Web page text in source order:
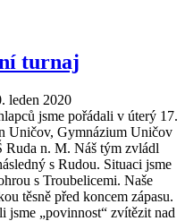
turnaj
leden 2020
jsme pořádali v úterý 17.
Uničov, Gymnázium Uničov
Ruda n. M. Náš tým zvládl
s Rudou. Situaci jsme
s Troubelicemi. Naše
těsně před koncem zápasu.
„povinnost“ zvítězit nad